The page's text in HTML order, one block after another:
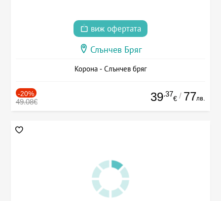
виж офертата
Слънчев Бряг
Корона - Слънчев бряг
-20%
49.08€ 39.37
€ / 77лв.